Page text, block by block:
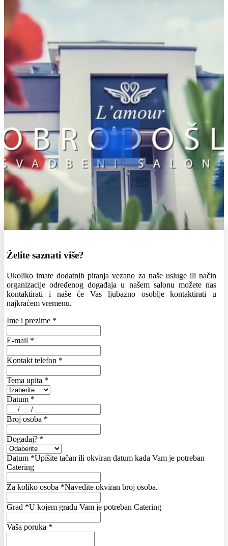
Želite saznati više?
Ukoliko imate dodatnih pitanja vezano za naše usluge ili način
organizacije određenog događaja u našem salonu možete nas
kontaktirati i naše će Vas ljubazno osoblje kontaktirati u
najkraćem vremenu.
Ime i prezime *
E-mail *
Kontakt telefon *
Tema upita *
Datum *
Broj osoba *
Događaj? *
Datum *Upišite tačan ili okviran datum kada Vam je potreban
Catering
Za koliko osoba *Navedite okviran broj osoba.
Grad *U kojem gradu Vam je potreban Catering
Vaša poruka *